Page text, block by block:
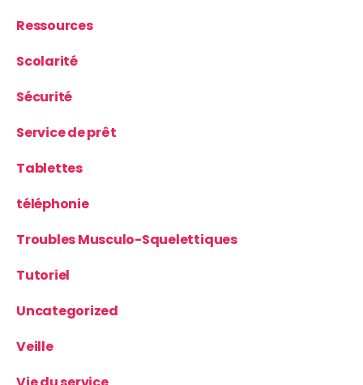
Ressources
Scolarité
Sécurité
Service de prêt
Tablettes
téléphonie
Troubles Musculo-Squelettiques
Tutoriel
Uncategorized
Veille